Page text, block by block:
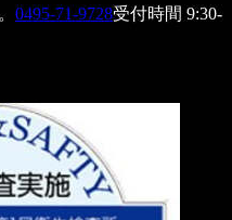
0495-71-9728受付時間 9:30-